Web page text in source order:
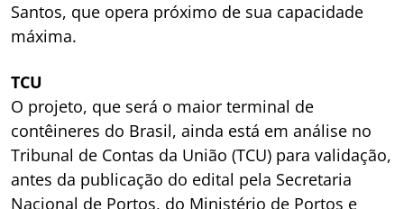
Santos, que opera próximo de sua capacidade
máxima.
TCU
O projeto, que será o maior terminal de
contêineres do Brasil, ainda está em análise no
Tribunal de Contas da União (TCU) para validação,
antes da publicação do edital pela Secretaria
Nacional de Portos, do Ministério de Portos e